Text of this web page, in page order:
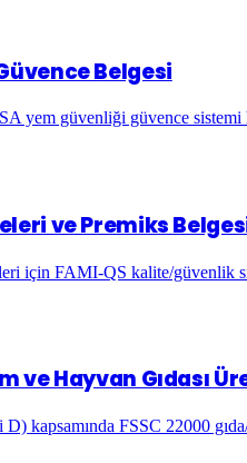
Belgesi
yem güvenliği güvence sistemi
ve Premiks
için FAMI-QS kalite/güvenlik
ve Hayvan Gıdası
kapsamında FSSC 22000